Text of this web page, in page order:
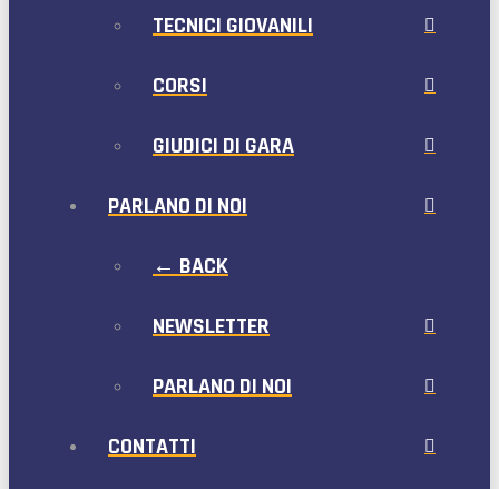
TECNICI GIOVANILI
CORSI
GIUDICI DI GARA
PARLANO DI NOI
← BACK
NEWSLETTER
PARLANO DI NOI
CONTATTI